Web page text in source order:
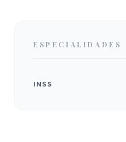
ESPECIALIDADES
INSS